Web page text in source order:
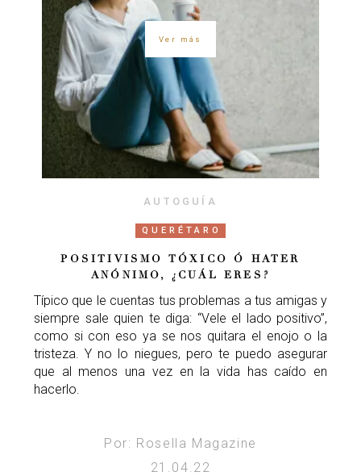
Ver más
AUTOGUÍA
QUERÉTARO
POSITIVISMO TÓXICO Ó HATER
ANÓNIMO, ¿CUÁL ERES?
Típico que le cuentas tus problemas a tus amigas y
siempre sale quien te diga: “Vele el lado positivo”,
como si con eso ya se nos quitara el enojo o la
tristeza. Y no lo niegues, pero te puedo asegurar
que al menos una vez en la vida has caído en
hacerlo.
Por: Rosella Magazine
21.04.22